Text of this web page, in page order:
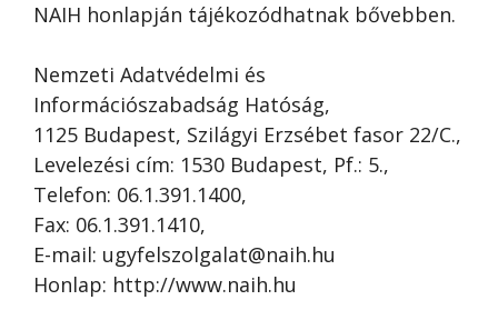
NAIH honlapján tájékozódhatnak bővebben.
Nemzeti Adatvédelmi és
Információszabadság Hatóság,
1125 Budapest, Szilágyi Erzsébet fasor 22/C.,
Levelezési cím: 1530 Budapest, Pf.: 5.,
Telefon: 06.1.391.1400,
Fax: 06.1.391.1410,
E-mail: ugyfelszolgalat@naih.hu
Honlap: http://www.naih.hu